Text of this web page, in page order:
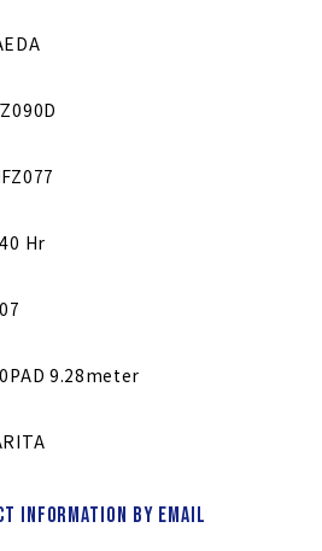
Hr
9.28meter
information by email